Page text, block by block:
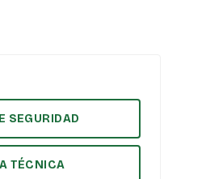
SEGURIDAD
TÉCNICA